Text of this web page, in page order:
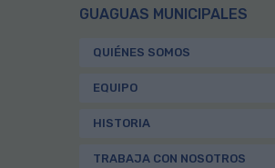
GUAGUAS MUNICIPALES
QUIÉNES SOMOS
EQUIPO
HISTORIA
TRABAJA CON NOSOTROS